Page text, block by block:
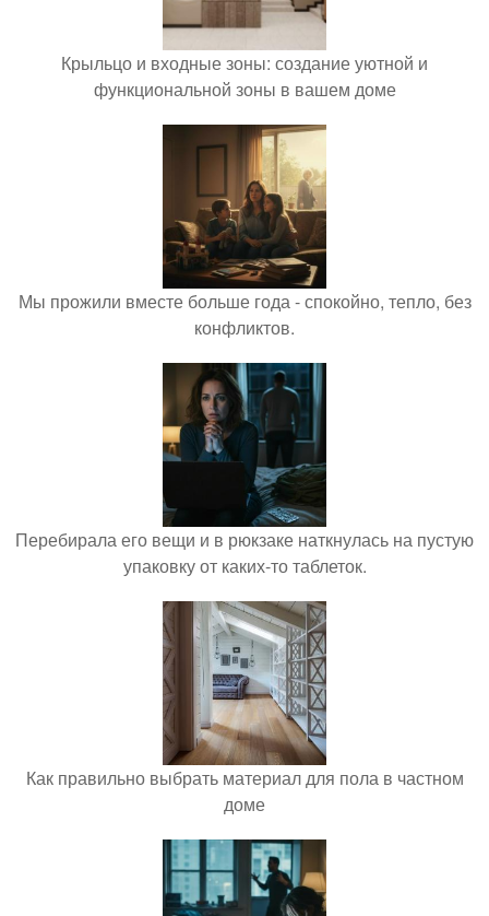
Крыльцо и входные зоны: создание уютной и
функциональной зоны в вашем доме
Мы прожили вместе больше года - спокойно, тепло, без
конфликтов.
Перебирала его вещи и в рюкзаке наткнулась на пустую
упаковку от каких-то таблеток.
Как правильно выбрать материал для пола в частном
доме